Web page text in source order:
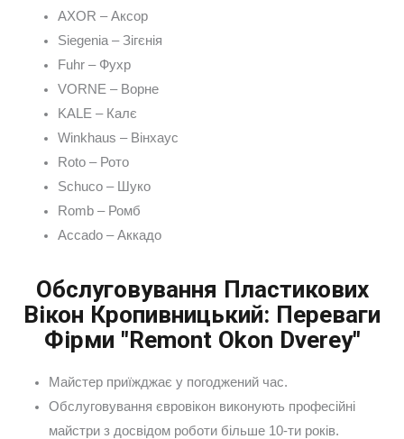
AXOR – Аксор
Siegenia – Зігєнія
Fuhr – Фухр
VORNE – Ворне
KALE – Калє
Winkhaus – Вінхаус
Roto – Рото
Schuco – Шуко
Romb – Ромб
Accado – Аккадо
Обслуговування Пластикових
Вікон Кропивницький: Переваги
Фірми "Remont Okon Dverey"
Майстер приїжджає у погоджений час.
Обслуговування євровікон виконують професійні
майстри з досвідом роботи більше 10-ти років.